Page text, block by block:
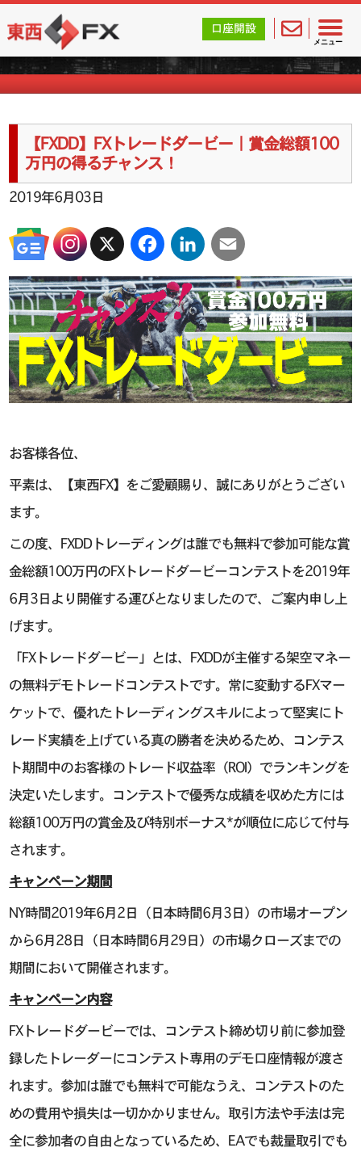
メニュー
東西FX｜海外FX会社（ブローカー）の無料口座開設サポ
口座開設
海外FXのキャンペーン情報
【FXDD】FXトレードダービー｜賞金総額100
万円の得るチャンス！
2019年6月03日
X FacebookLinkedInEmail
お客様各位、
平素は、【東西FX】をご愛顧賜り、誠にありがとうござい
ます。
この度、FXDDトレーディングは誰でも無料で参加可能な賞
金総額100万円のFXトレードダービーコンテストを2019年
6月3日より開催する運びとなりましたので、ご案内申し上
げます。
「FXトレードダービー」とは、FXDDが主催する架空マネー
の無料デモトレードコンテストです。常に変動するFXマー
ケットで、優れたトレーディングスキルによって堅実にト
レード実績を上げている真の勝者を決めるため、コンテス
ト期間中のお客様のトレード収益率（ROI）でランキングを
決定いたします。コンテストで優秀な成績を収めた方には
総額100万円の賞金及び特別ボーナス*が順位に応じて付与
されます。
キャンペーン期間
NY時間2019年6月2日（日本時間6月3日）の市場オープン
から6月28日（日本時間6月29日）の市場クローズまでの
期間において開催されます。
キャンペーン内容
FXトレードダービーでは、コンテスト締め切り前に参加登
録したトレーダーにコンテスト専用のデモ口座情報が渡さ
れます。参加は誰でも無料で可能なうえ、コンテストのた
めの費用や損失は一切かかりません。取引方法や手法は完
全に参加者の自由となっているため、EAでも裁量取引でも